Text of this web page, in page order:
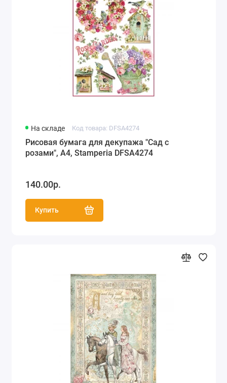
На складе Код товара: DFSA4274
Рисовая бумага для декупажа "Сад с
розами", А4, Stamperia DFSA4274
140.00р.
Купить